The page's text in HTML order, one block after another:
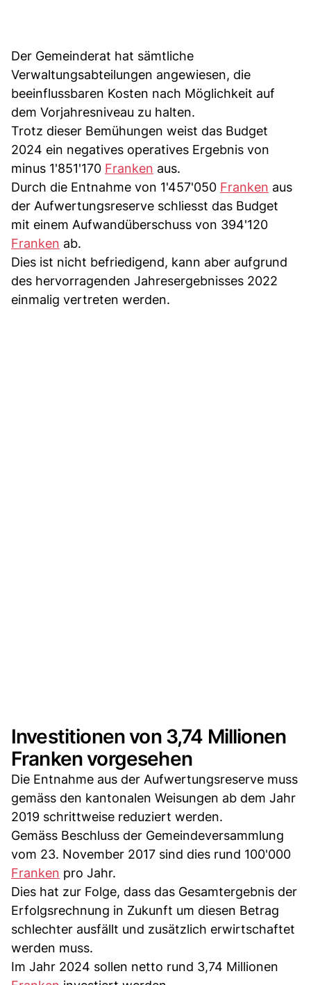
Der Gemeinderat hat sämtliche
Verwaltungsabteilungen angewiesen, die
beeinflussbaren Kosten nach Möglichkeit auf
dem Vorjahresniveau zu halten.
Trotz dieser Bemühungen weist das Budget
2024 ein negatives operatives Ergebnis von
minus 1'851'170 Franken aus.
Durch die Entnahme von 1'457'050 Franken aus
der Aufwertungsreserve schliesst das Budget
mit einem Aufwandüberschuss von 394'120
Franken ab.
Dies ist nicht befriedigend, kann aber aufgrund
des hervorragenden Jahresergebnisses 2022
einmalig vertreten werden.
Investitionen von 3,74 Millionen
Franken vorgesehen
Die Entnahme aus der Aufwertungsreserve muss
gemäss den kantonalen Weisungen ab dem Jahr
2019 schrittweise reduziert werden.
Gemäss Beschluss der Gemeindeversammlung
vom 23. November 2017 sind dies rund 100'000
Franken pro Jahr.
Dies hat zur Folge, dass das Gesamtergebnis der
Erfolgsrechnung in Zukunft um diesen Betrag
schlechter ausfällt und zusätzlich erwirtschaftet
werden muss.
Im Jahr 2024 sollen netto rund 3,74 Millionen